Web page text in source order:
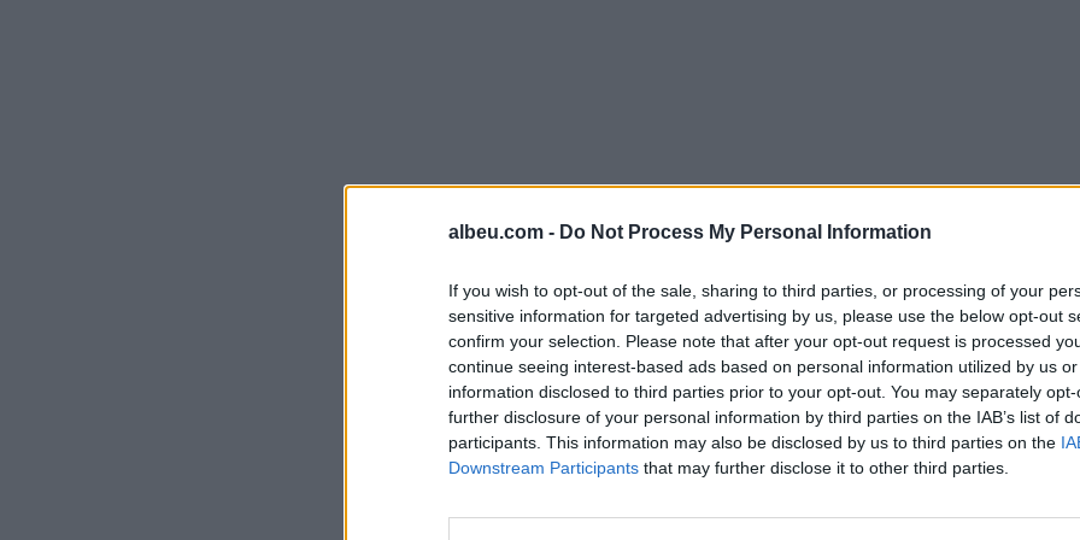
albeu.com - Do Not Process My Personal Information
If you wish to opt-out of the sale, sharing to third parties, or processing of your
sensitive information for targeted advertising by us, please use the below opt-out
confirm your selection. Please note that after your opt-out request is processed
continue seeing interest-based ads based on personal information utilized by us
information disclosed to third parties prior to your opt-out. You may separately
further disclosure of your personal information by third parties on the IAB’s list of
participants. This information may also be disclosed by us to third parties on the
Downstream Participants that may further disclose it to other third parties.